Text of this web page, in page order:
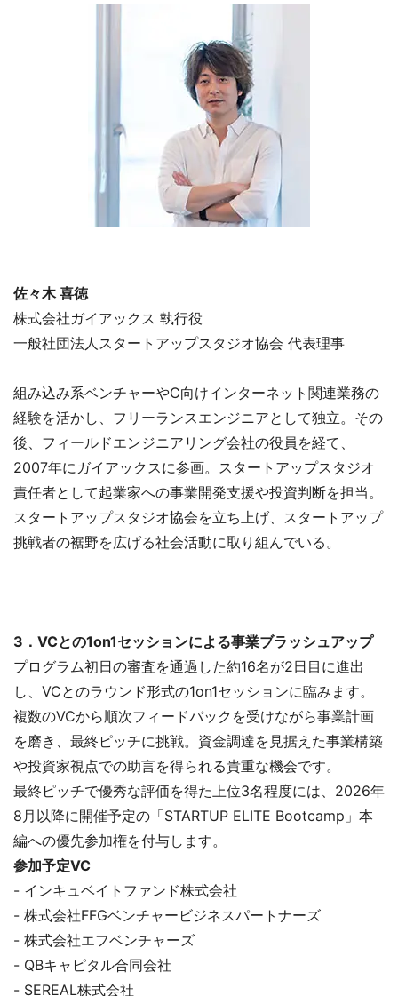
佐々木 喜徳
株式会社ガイアックス 執行役
一般社団法人スタートアップスタジオ協会 代表理事
組み込み系ベンチャーやC向けインターネット関連業務の
経験を活かし、フリーランスエンジニアとして独立。その
後、フィールドエンジニアリング会社の役員を経て、
2007年にガイアックスに参画。スタートアップスタジオ
責任者として起業家への事業開発支援や投資判断を担当。
スタートアップスタジオ協会を立ち上げ、スタートアップ
挑戦者の裾野を広げる社会活動に取り組んでいる。
3．VCとの1on1セッションによる事業ブラッシュアップ
プログラム初日の審査を通過した約16名が2日目に進出
し、VCとのラウンド形式の1on1セッションに臨みます。
複数のVCから順次フィードバックを受けながら事業計画
を磨き、最終ピッチに挑戦。資金調達を見据えた事業構築
や投資家視点での助言を得られる貴重な機会です。
最終ピッチで優秀な評価を得た上位3名程度には、2026年
8月以降に開催予定の「STARTUP ELITE Bootcamp」本
編への優先参加権を付与します。
参加予定VC
- インキュベイトファンド株式会社
- 株式会社FFGベンチャービジネスパートナーズ
- 株式会社エフベンチャーズ
- QBキャピタル合同会社
- SEREAL株式会社